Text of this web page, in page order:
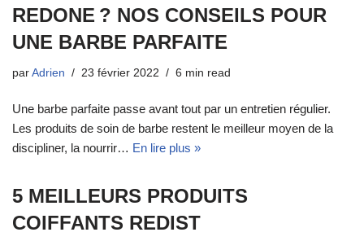
REDONE ? NOS CONSEILS POUR
UNE BARBE PARFAITE
par Adrien 23 février 2022 6 min read
Une barbe parfaite passe avant tout par un entretien régulier.
Les produits de soin de barbe restent le meilleur moyen de la
discipliner, la nourrir… En lire plus »
5 MEILLEURS PRODUITS
COIFFANTS REDIST